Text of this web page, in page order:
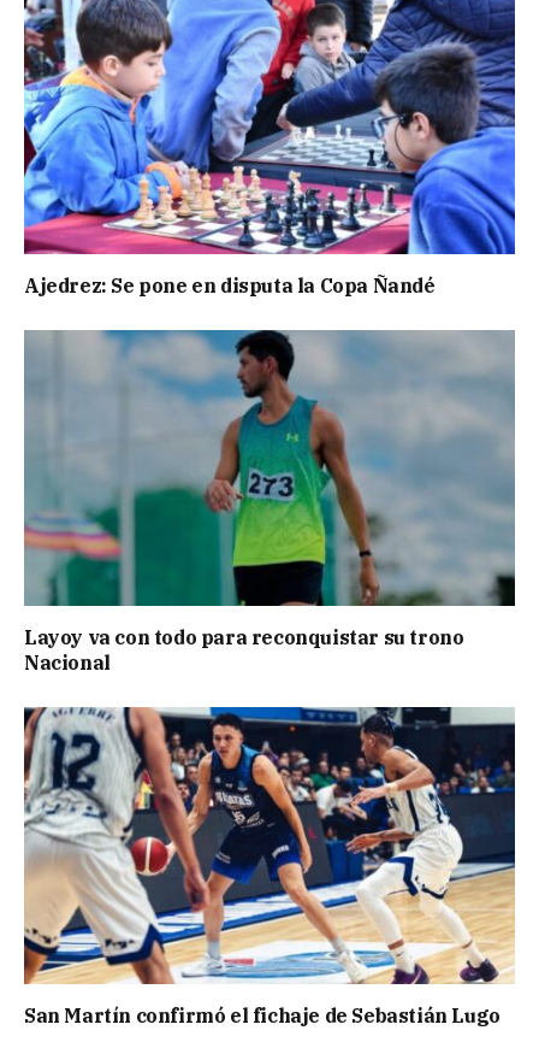
Ajedrez: Se pone en disputa la Copa Ñandé
Layoy va con todo para reconquistar su trono
Nacional
San Martín confirmó el fichaje de Sebastián Lugo